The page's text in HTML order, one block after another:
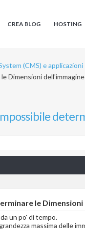
CREA BLOG HOSTING
(CMS) e applicazioni
Dimensioni dell'immagine
le
un po' di tempo.
massima delle